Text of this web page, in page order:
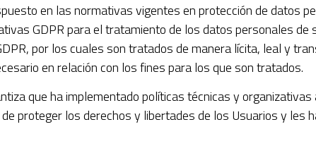
en las normativas vigentes en protección de datos
GDPR para el tratamiento de los datos personales
por los cuales son tratados de manera lícita, leal y
en relación con los fines para los que son tratados.
que ha implementado políticas técnicas y
proteger los derechos y libertades de los Usuarios y les